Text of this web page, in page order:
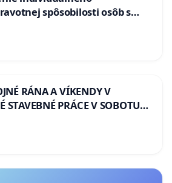
spôsobilosti osôb s
pri prijímaní do
RÁNA A VÍKENDY V
STAVEBNÉ PRÁCE V SOBOTU
HOD., CEZ PRACOVNÝ
– 18.00 HOD. A PRAVIDELNÁ
C-AREA NA